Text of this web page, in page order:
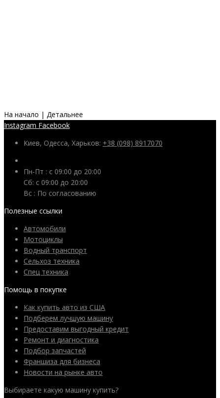
На начало | Детальнее
Instagram Facebook
Киев, Одесса, Харьков: +38 (098) 8917070
Пн-Пт : с 09:00 до 20:00
Сб: c 09:00 до 20:00
Вс : По согласованию
Полезные ссылки
Автомобили
Мотоциклы
Водный транспорт
Сельхоз техника
Спец техника
Помощь в покупке
Как купить авто из США
Подберем лучшую машину
Предоставим выгодный кредит
Ремонт и диагностика
Подбор запчастей
Франшиза для бизнеса
Новости на рынке авто
Выбираете какую машину купить?